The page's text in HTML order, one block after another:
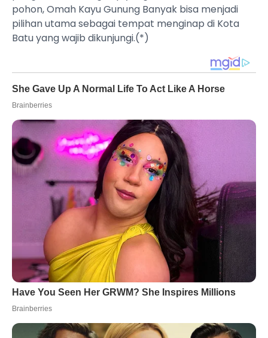
pohon, Omah Kayu Gunung Banyak bisa menjadi
pilihan utama sebagai tempat menginap di Kota
Batu yang wajib dikunjungi.(*)